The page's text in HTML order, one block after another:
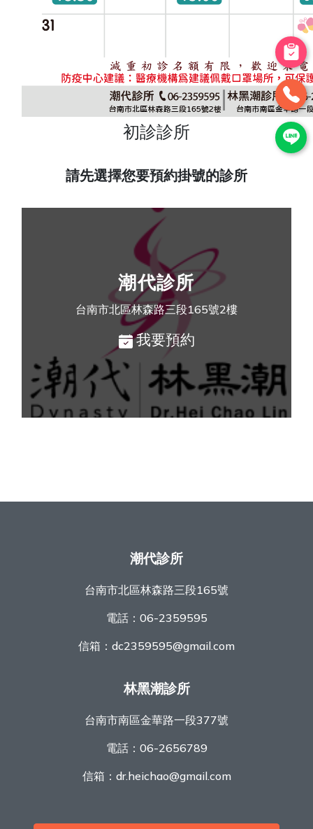
初診診所
請先選擇您要預約掛號的診所
潮代診所
台南市北區林森路三段165號2樓
我要預約
潮代診所
台南市北區林森路三段165號
電話： 06-2359595
信箱： dc2359595@gmail.com
林黑潮診所
台南市南區金華路一段377號
電話： 06-2656789
信箱： dr.heichao@gmail.com